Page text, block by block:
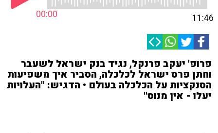
00:00 11:46
פרופ' יעקב פרנקל, נגיד בנק ישראל לשעבר
וחתן פרס ישראל לכלכלה, הסביר איך משפיעות
הסנקציות על הכלכלה בעולם • הדגיש: "העלויות
יעלו - אין מנוס"